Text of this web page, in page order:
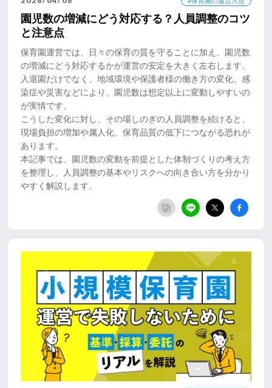
園児数の増減にどう対応する？人員調整のコツ
と注意点
保育園運営では、日々の保育の質を守ることに加え、園児数
の増減にどう対応するかが運営の安定を大きく左右します。
入退園だけでなく、地域環境や保護者様の働き方の変化、感
染症や災害などにより、園児数は想定以上に変動しやすいの
が実情です。
こうした変化に対し、その場しのぎの人員調整を続けると、
現場負担の増加や属人化、保育品質の低下につながる恐れが
あります。
本記事では、園児数の変動を前提とした体制づくりの考え方
を整理し、人員調整の基本やリスクへの向き合い方を分かり
やすく解説します。